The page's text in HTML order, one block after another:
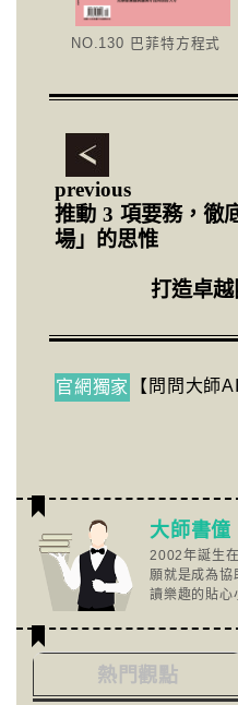
NO.130 巴菲特方程式
previous
推動 3 項要務，徹
場」的思惟
打造卓
官網獨家 【問問大師AI
大師書僮
2002年誕生
願就是成為協
讀樂趣的貼心
熱門觀點